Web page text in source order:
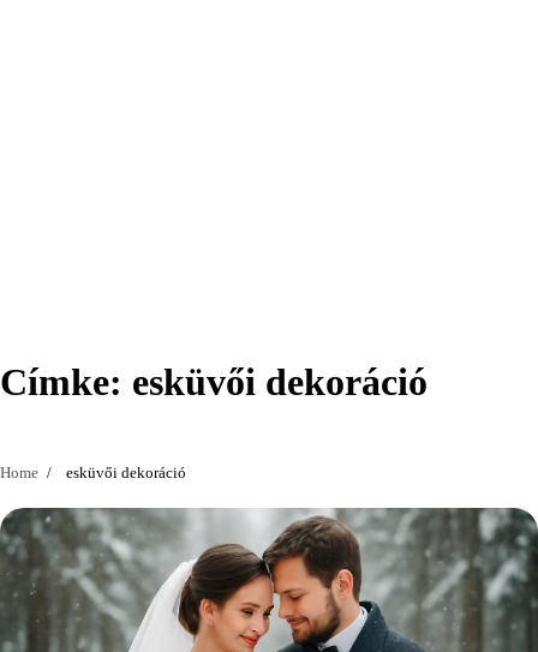
Címke: esküvői dekoráció
Home esküvői dekoráció